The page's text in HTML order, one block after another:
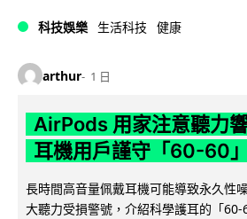
科技娛樂 生活科技 健康
arthur 1 日
AirPods 用家注意聽力
耳機用戶謹守「60-60
長時間高音量佩戴耳機可能導致永久性
大聽力受損警號，介紹科學護耳的「